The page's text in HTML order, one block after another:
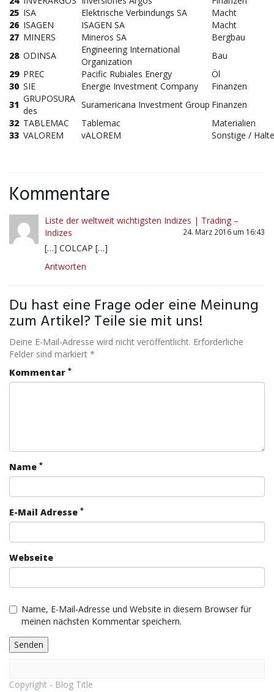
25 ISA Elektrische Verbindungs ​​SA
Macht
26 ISAGEN ISAGEN SA
Macht
27 MINERS Mineros SA
Bergbau
28 ODINSA
Engineering International
Organization
Bau
29 PREC Pacific Rubiales Energy
Öl
30 SIE Energie Investment Company
Finanzen
31
GRUPOSURA
des
Suramericana Investment Group Finanzen
32 TABLEMAC Tablemac
Materialien
33 VALOREM vALOREM Sonstige /
Kommentare
Liste der weltweit wichtigsten Indizes | Trading –
Indizes
24. März 2016 um 16:43
[…] COLCAP […]
Antworten
Du hast eine Frage oder eine Meinung
zum Artikel? Teile sie mit uns!
Deine E-Mail-Adresse wird nicht veröffentlicht. Erforderliche
Felder sind markiert *
Kommentar *
Name *
E-Mail Adresse *
Webseite
Name, E-Mail-Adresse und Website in diesem Browser für
meinen nächsten Kommentar speichern.
Copyright - Blog Title